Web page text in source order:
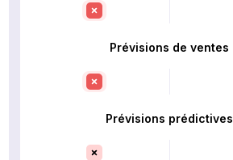
Prévisions de ventes
Prévisions prédictives